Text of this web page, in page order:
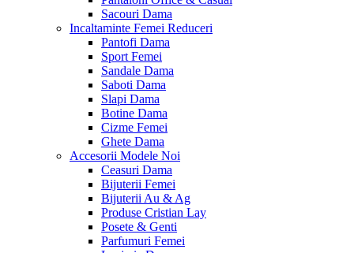
Sacouri Dama
Incaltaminte Femei Reduceri
Pantofi Dama
Sport Femei
Sandale Dama
Saboti Dama
Slapi Dama
Botine Dama
Cizme Femei
Ghete Dama
Accesorii Modele Noi
Ceasuri Dama
Bijuterii Femei
Bijuterii Au & Ag
Produse Cristian Lay
Posete & Genti
Parfumuri Femei